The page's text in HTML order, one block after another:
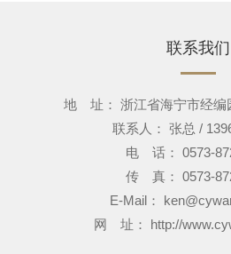
联系我们
地 址： 浙江省海宁市经编
联系人： 张总 /
电 话： 0573-
传 真： 0573-
E-Mail：
网 址： http://